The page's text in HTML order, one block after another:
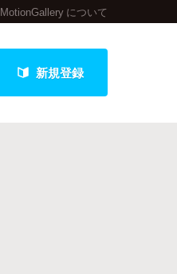
MotionGallery について
新規登録